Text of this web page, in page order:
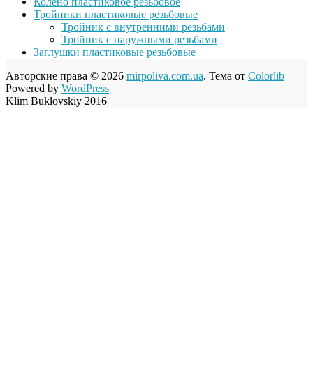
Тройники пластиковые резьбовые
Тройник с внутренними резьбами
Тройник с наружными резьбами
Заглушки пластиковые резьбовые
Авторские права © 2026 mirpoliva.com.ua. Тема от Colorlib
Powered by WordPress
Klim Buklovskiy 2016